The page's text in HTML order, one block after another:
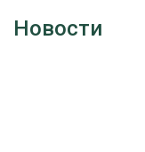
Новости